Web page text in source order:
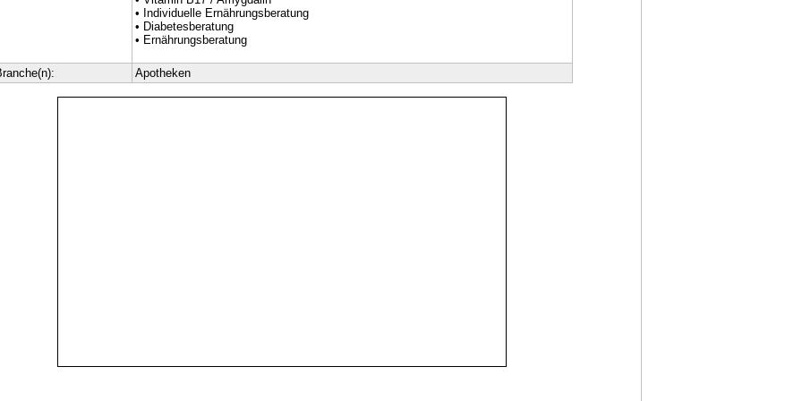
• Individuelle Ernährungsberatung
• Diabetesberatung
• Ernährungsberatung
Apotheken